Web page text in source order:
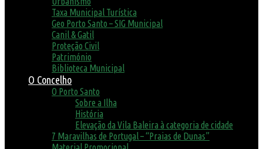
Taxa Municipal Turística
Geo Porto Santo – SIG Municipal
Canil & Gatil
Proteção Civil
Património
Biblioteca Municipal
O Concelho
O Porto Santo
Sobre a Ilha
História
Elevação da Vila Baleira à categoria de cidade
7 Maravilhas de Portugal – “Praias de Dunas”